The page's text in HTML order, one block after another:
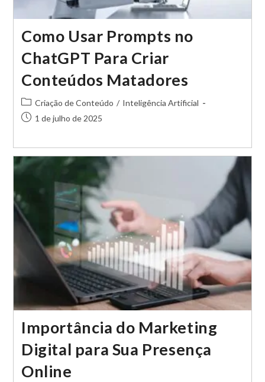
Como Usar Prompts no
ChatGPT Para Criar
Conteúdos Matadores
Categoria
do
Criação de Conteúdo / Inteligência Artificial
Post1 de julho de 2025
Importância do Marketing
Digital para Sua Presença
Online